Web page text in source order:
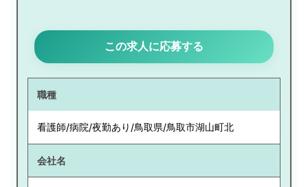
この求人に応募する
職種
看護師/病院/夜勤あり/鳥取県/鳥取市湖山町北
会社名